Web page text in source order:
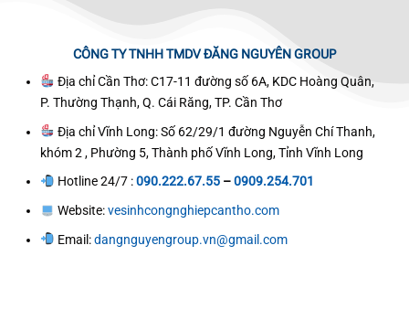
CÔNG TY TNHH TMDV ĐĂNG NGUYÊN GROUP
Địa chỉ Cần Thơ: C17-11 đường số 6A, KDC Hoàng Quân,
P. Thường Thạnh, Q. Cái Răng, TP. Cần Thơ
Địa chỉ Vĩnh Long: Số 62/29/1 đường Nguyễn Chí Thanh,
khóm 2 , Phường 5, Thành phố Vĩnh Long, Tỉnh Vĩnh Long
Hotline 24/7 :090.222.67.55 –0909.254.701
Website:vesinhcongnghiepcantho.com
Email:dangnguyengroup.vn@gmail.com